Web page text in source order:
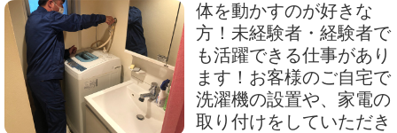
体を動かすのが好きな
方！未経験者・経験者で
も活躍できる仕事があり
ます！お客様のご自宅で
洗濯機の設置や、家電の
取り付けをしていただき